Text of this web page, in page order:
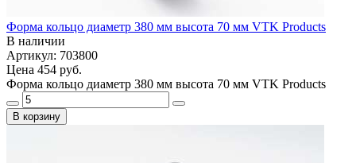
Форма кольцо диаметр 380 мм высота 70 мм VTK Products
В наличии
Артикул: 703800
Цена 454 руб.
Форма кольцо диаметр 380 мм высота 70 мм VTK Products
В корзину